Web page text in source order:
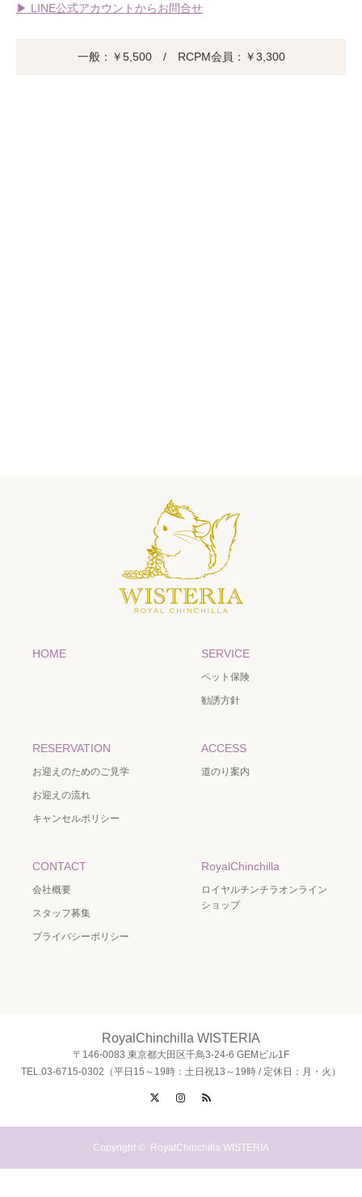
▶ LINE公式アカウントからお問合せ
一般：￥5,500 / RCPM会員：￥3,300
HOME SERVICE
ペット保険
勧誘方針
RESERVATION
お迎えのためのご見学
お迎えの流れ
キャンセルポリシー
ACCESS
道のり案内
CONTACT
会社概要
スタッフ募集
プライバシーポリシー
RoyalChinchilla
ロイヤルチンチラオンライン
ショップ
RoyalChinchilla WISTERIA
〒146-0083 東京都大田区千鳥3-24-6 GEMビル1F
TEL.03-6715-0302（平日15～19時：土日祝13～19時 / 定休日：月・火）
Instagram
Copyright © RoyalChinchilla WISTERIA